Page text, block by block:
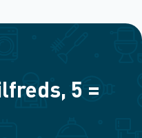
5 =